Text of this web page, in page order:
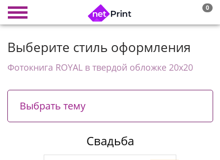
0
Выберите стиль оформления
Фотокнига ROYAL в твердой обложке 20х20
Выбрать тему
Свадьба